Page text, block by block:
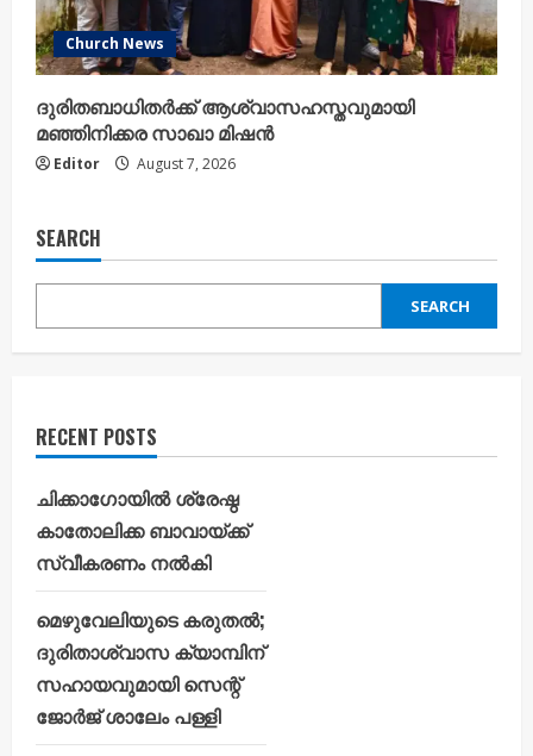
Church News
ദുരിതബാധിതർക്ക് ആശ്വാസഹസ്തവുമായി
മഞ്ഞിനിക്കര സാഖാ മിഷൻ
Editor August 7, 2026
SEARCH
SEARCH
RECENT POSTS
ചിക്കാഗോയിൽ ശ്രേഷ്ഠ
കാതോലിക്ക ബാവായ്ക്ക്
സ്വീകരണം നൽകി
മെഴുവേലിയുടെ കരുതൽ;
ദുരിതാശ്വാസ ക്യാമ്പിന്
സഹായവുമായി സെന്റ്
ജോർജ് ശാലേം പള്ളി